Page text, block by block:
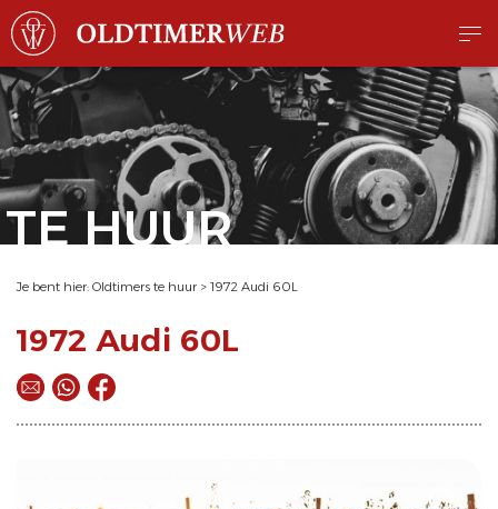
TE HUUR
Je bent hier: Oldtimers te huur > 1972 Audi 60L
1972 Audi 60L